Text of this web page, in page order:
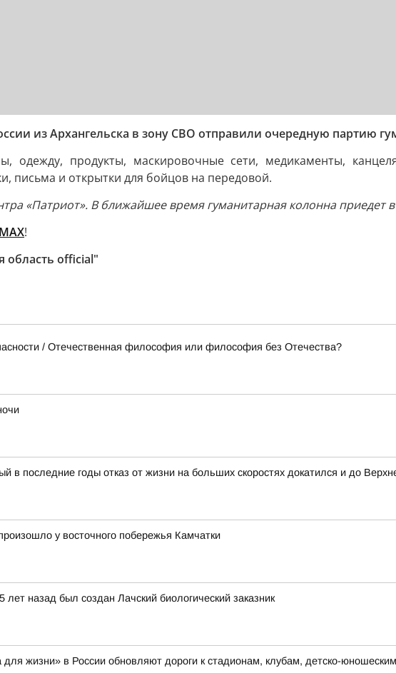
из Архангельска в зону СВО отправили очередную партию
одежду, продукты, маскировочные сети, медикаменты,
письма и открытки для бойцов на передовой.
«Патриот». В ближайшее время гуманитарная колонна приедет
!
область official"
/ Отечественная философия или философия без Отечества?
в последние годы отказ от жизни на больших скоростях докатился и до
у восточного побережья Камчатки
лет назад был создан Лачский биологический заказник
для жизни» в России обновляют дороги к стадионам, клубам, детско-